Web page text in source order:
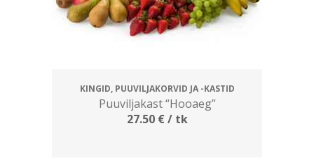
KINGID, PUUVILJAKORVID JA -KASTID
Puuviljakast “Hooaeg”
27.50 €/ tk